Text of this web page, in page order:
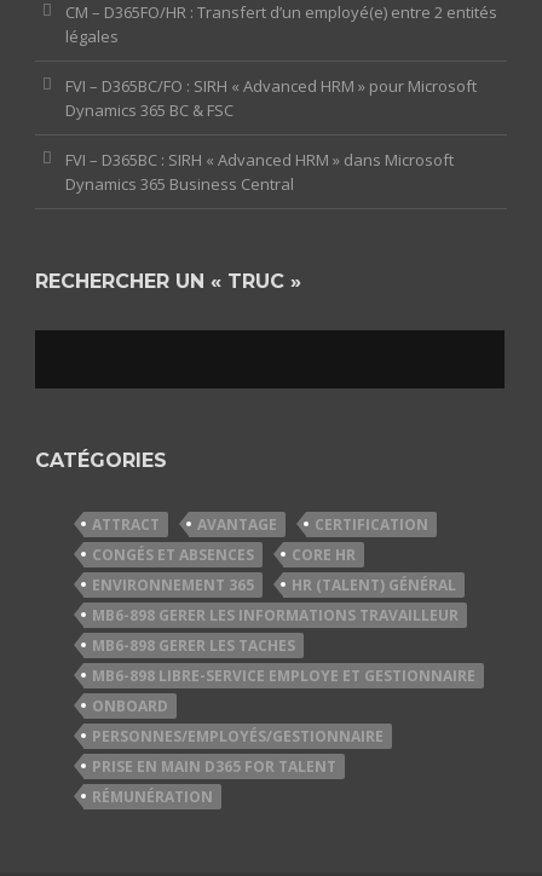
CM – D365FO/HR : Transfert d’un employé(e) entre 2 entités
légales
FVI – D365BC/FO : SIRH « Advanced HRM » pour Microsoft
Dynamics 365 BC & FSC
FVI – D365BC : SIRH « Advanced HRM » dans Microsoft
Dynamics 365 Business Central
RECHERCHER UN « TRUC »
CATÉGORIES
ATTRACT AVANTAGE
CERTIFICATION
CONGÉS ET ABSENCES
CORE HR
ENVIRONNEMENT 365
HR (TALENT) GÉNÉRAL
MB6-898 GERER LES INFORMATIONS TRAVAILLEUR
MB6-898 GERER LES TACHES
MB6-898 LIBRE-SERVICE EMPLOYE ET GESTIONNAIRE
ONBOARD
PERSONNES/EMPLOYÉS/GESTIONNAIRE
PRISE EN MAIN D365 FOR TALENT
RÉMUNÉRATION